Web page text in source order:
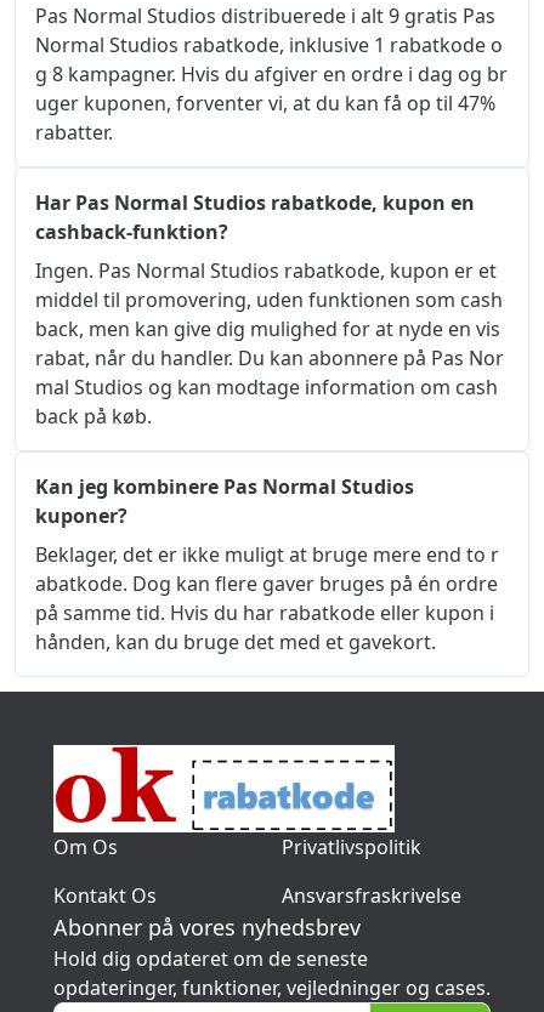
Pas Normal Studios distribuerede i alt 9 gratis Pas
Normal Studios rabatkode, inklusive 1 rabatkode o
g 8 kampagner. Hvis du afgiver en ordre i dag og br
uger kuponen, forventer vi, at du kan få op til 47%
rabatter.
Har Pas Normal Studios rabatkode, kupon en
cashback-funktion?
Ingen. Pas Normal Studios rabatkode, kupon er et
middel til promovering, uden funktionen som cash
back, men kan give dig mulighed for at nyde en vis
rabat, når du handler. Du kan abonnere på Pas Nor
mal Studios og kan modtage information om cash
back på køb.
Kan jeg kombinere Pas Normal Studios
kuponer?
Beklager, det er ikke muligt at bruge mere end to r
abatkode. Dog kan flere gaver bruges på én ordre
på samme tid. Hvis du har rabatkode eller kupon i
hånden, kan du bruge det med et gavekort.
Om Os
Privatlivspolitik
Kontakt Os
Ansvarsfraskrivelse
Abonner på vores nyhedsbrev
Hold dig opdateret om de seneste
opdateringer, funktioner, vejledninger og cases.